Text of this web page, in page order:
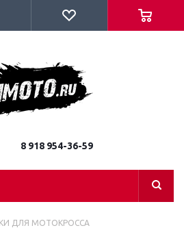
8 918 954-36-59
ДЛЯ МОТОКРОССА